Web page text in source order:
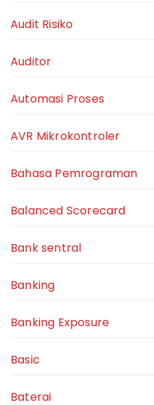
Audit Risiko
Auditor
Automasi Proses
AVR Mikrokontroler
Bahasa Pemrograman
Balanced Scorecard
Bank sentral
Banking
Banking Exposure
Basic
Baterai